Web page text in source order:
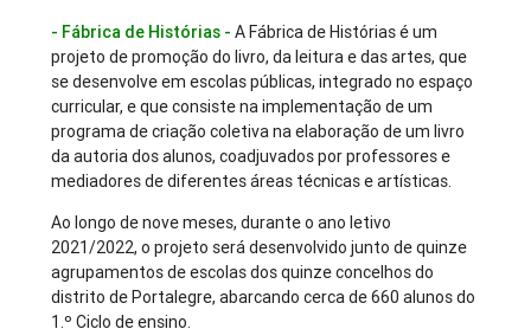
- Fábrica de Histórias - A Fábrica de Histórias é um
projeto de promoção do livro, da leitura e das artes, que
se desenvolve em escolas públicas, integrado no espaço
curricular, e que consiste na implementação de um
programa de criação coletiva na elaboração de um livro
da autoria dos alunos, coadjuvados por professores e
mediadores de diferentes áreas técnicas e artísticas.
Ao longo de nove meses, durante o ano letivo
2021/2022, o projeto será desenvolvido junto de quinze
agrupamentos de escolas dos quinze concelhos do
distrito de Portalegre, abarcando cerca de 660 alunos do
1.º Ciclo de ensino.